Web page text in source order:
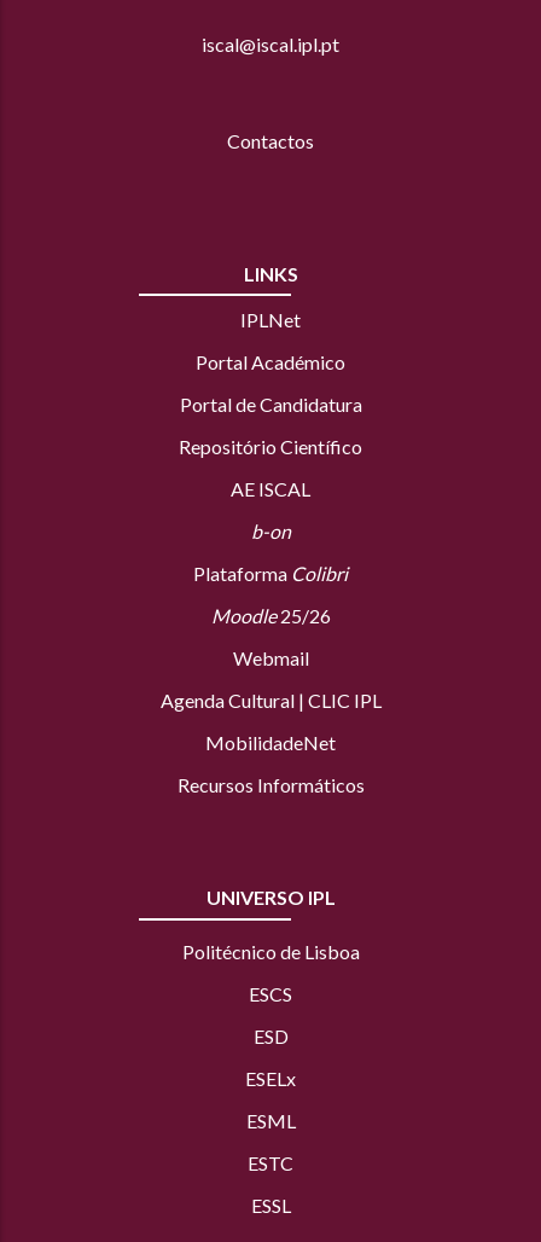
iscal@iscal.ipl.pt
Contactos
LINKS
IPLNet
Portal Académico
Portal de Candidatura
Repositório Científico
AE ISCAL
b-on
Plataforma Colibri
Moodle25/26
Webmail
Agenda Cultural| CLIC IPL
MobilidadeNet
Recursos Informáticos
UNIVERSO IPL
Politécnico de Lisboa
ESCS
ESD
ESELx
ESML
ESTC
ESSL